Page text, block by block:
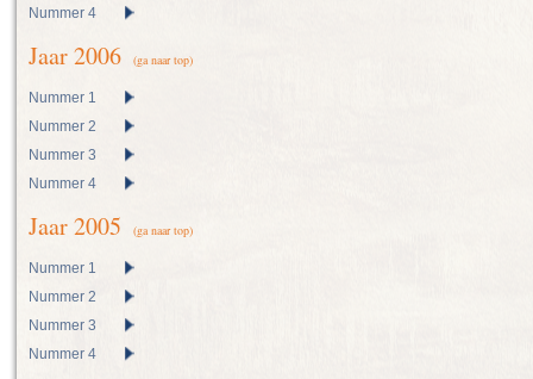
Nummer 4
Jaar 2006 (ga naar top)
Nummer 1
Nummer 2
Nummer 3
Nummer 4
Jaar 2005 (ga naar top)
Nummer 1
Nummer 2
Nummer 3
Nummer 4